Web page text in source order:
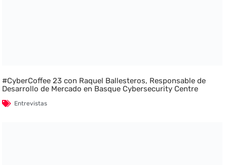
#CyberCoffee 23 con Raquel Ballesteros, Responsable de
Desarrollo de Mercado en Basque Cybersecurity Centre
Entrevistas